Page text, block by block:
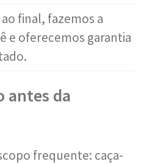
ao final, fazemos a
e oferecemos garantia
antes da
frequente: caça-